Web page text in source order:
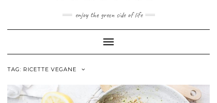
enjoy the green side of life
Toggle Navigation
TAG: RICETTE VEGANE